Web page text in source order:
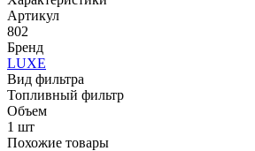
Артикул
802
Бренд
LUXE
Вид фильтра
Топливный фильтр
Объем
1 шт
Похожие товары